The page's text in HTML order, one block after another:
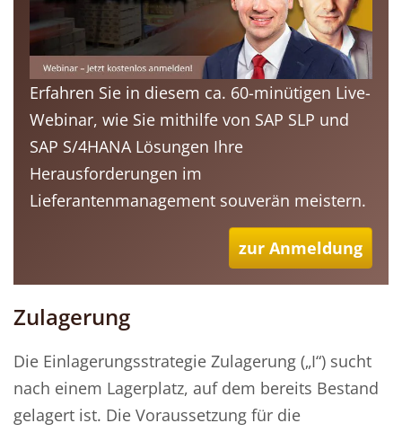
Erfahren Sie in diesem ca. 60-minütigen Live-
Webinar, wie Sie mithilfe von SAP SLP und
SAP S/4HANA Lösungen Ihre
Herausforderungen im
Lieferantenmanagement souverän meistern.
zur Anmeldung
Zulagerung
Die Einlagerungsstrategie Zulagerung („I“) sucht
nach einem Lagerplatz, auf dem bereits Bestand
gelagert ist. Die Voraussetzung für die